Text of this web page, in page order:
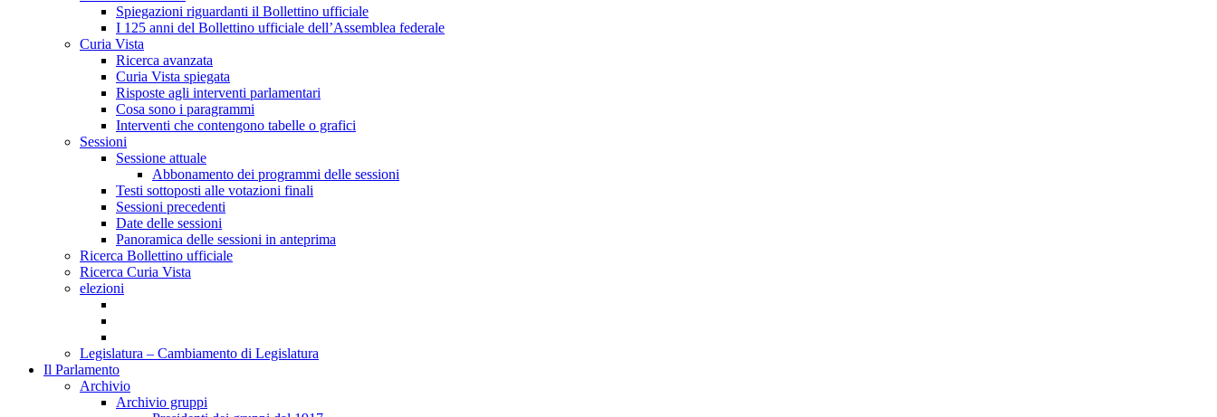
Spiegazioni riguardanti il Bollettino ufficiale
I 125 anni del Bollettino ufficiale dell’Assemblea federale
Curia Vista
Ricerca avanzata
Curia Vista spiegata
Risposte agli interventi parlamentari
Cosa sono i paragrammi
Interventi che contengono tabelle o grafici
Sessioni
Sessione attuale
Abbonamento dei programmi delle sessioni
Testi sottoposti alle votazioni finali
Sessioni precedenti
Date delle sessioni
Panoramica delle sessioni in anteprima
Ricerca Bollettino ufficiale
Ricerca Curia Vista
elezioni
Legislatura – Cambiamento di Legislatura
Il Parlamento
Archivio
Archivio gruppi